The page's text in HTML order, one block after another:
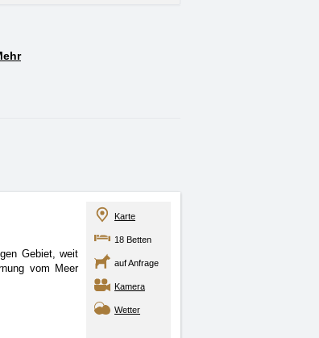
Gebiet, weit
vom Meer
Karte
18 Betten
auf Anfrage
Kamera
Wetter